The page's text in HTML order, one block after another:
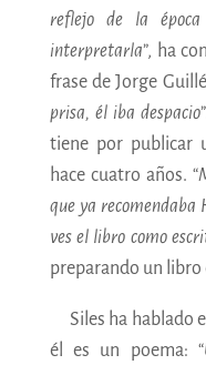
reflejo de la
interpretarla”, ha
frase de Jorge
prisa, él iba despacio
tiene por publicar
hace cuatro años. “
que ya recomendaba
ves el libro como
preparando un libro
Siles ha hablado
él es un poema: “